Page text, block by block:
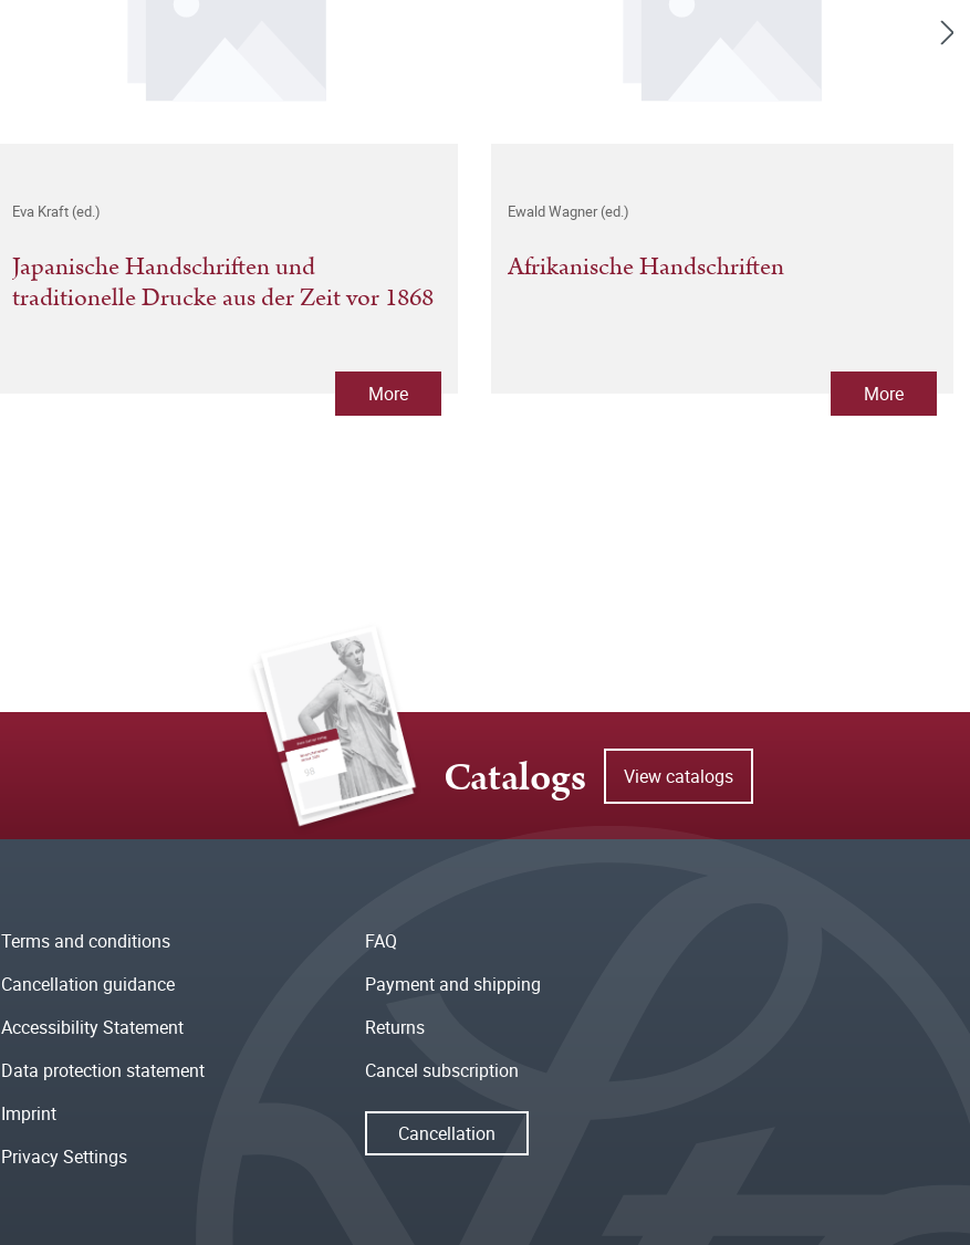
Eva Kraft (ed.)
Japanische Handschriften und
traditionelle Drucke aus der Zeit vor 1868
More
Ewald Wagner (ed.)
Afrikanische Handschriften
More
Catalogs View catalogs
Terms and conditions
Cancellation guidance
Accessibility Statement
Data protection statement
Imprint
Privacy Settings
FAQ
Payment and shipping
Returns
Cancel subscription
Cancellation